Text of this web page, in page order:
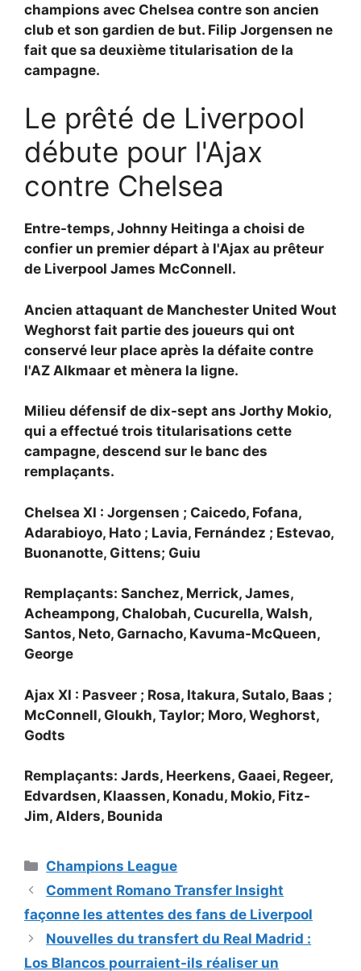
champions avec Chelsea contre son ancien
club et son gardien de but. Filip Jorgensen ne
fait que sa deuxième titularisation de la
campagne.
Le prêté de Liverpool
débute pour l'Ajax
contre Chelsea
Entre-temps, Johnny Heitinga a choisi de
confier un premier départ à l'Ajax au prêteur
de Liverpool James McConnell.
Ancien attaquant de Manchester United Wout
Weghorst fait partie des joueurs qui ont
conservé leur place après la défaite contre
l'AZ Alkmaar et mènera la ligne.
Milieu défensif de dix-sept ans Jorthy Mokio,
qui a effectué trois titularisations cette
campagne, descend sur le banc des
remplaçants.
Chelsea XI : Jorgensen ; Caicedo, Fofana,
Adarabioyo, Hato ; Lavia, Fernández ; Estevao,
Buonanotte, Gittens; Guiu
Remplaçants: Sanchez, Merrick, James,
Acheampong, Chalobah, Cucurella, Walsh,
Santos, Neto, Garnacho, Kavuma-McQueen,
George
Ajax XI : Pasveer ; Rosa, Itakura, Sutalo, Baas ;
McConnell, Gloukh, Taylor; Moro, Weghorst,
Godts
Remplaçants: Jards, Heerkens, Gaaei, Regeer,
Edvardsen, Klaassen, Konadu, Mokio, Fitz-
Jim, Alders, Bounida
Catégories
Champions League
Comment Romano Transfer Insight
façonne les attentes des fans de Liverpool
Nouvelles du transfert du Real Madrid :
Los Blancos pourraient-ils réaliser un